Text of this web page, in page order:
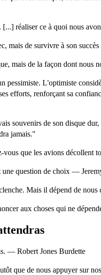
réaliser ce à quoi nous
mais de survivre à son
mais de la façon dont
pessimiste. L'optimiste
efforts, renforçant sa
souvenirs de son disque
jamais."
vous que les avions
une question de choix —
Mais il dépend de
aux choses qui ne
— Robert Jones Burdette
que de nous appuyer sur